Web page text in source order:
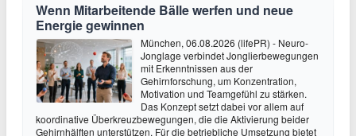
Wenn Mitarbeitende Bälle werfen und neue
Energie gewinnen
München, 06.08.2026 (lifePR) - Neuro-
Jonglage verbindet Jonglierbewegungen
mit Erkenntnissen aus der
Gehirnforschung, um Konzentration,
Motivation und Teamgefühl zu stärken.
Das Konzept setzt dabei vor allem auf
koordinative Überkreuzbewegungen, die die Aktivierung beider
Gehirnhälften unterstützen. Für die betriebliche Umsetzung bietet